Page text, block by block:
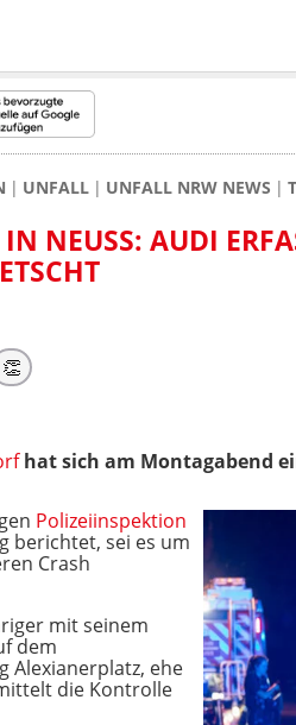
UNFALL UNFALL NRW NEWS
NEUSS: AUDI
👏
hat sich am Montagabend
Polizeiinspektion
berichtet, sei es um
Crash
mit seinem
dem
Alexianerplatz, ehe
die Kontrolle